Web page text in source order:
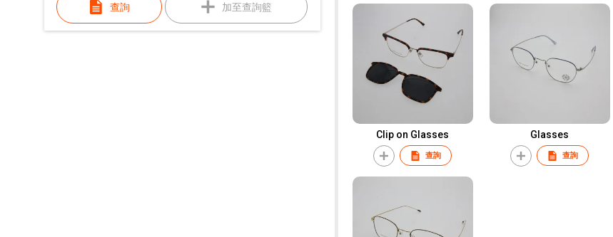
查詢 加至查詢籃
Clip on Glasses
查詢
Glasses
查詢